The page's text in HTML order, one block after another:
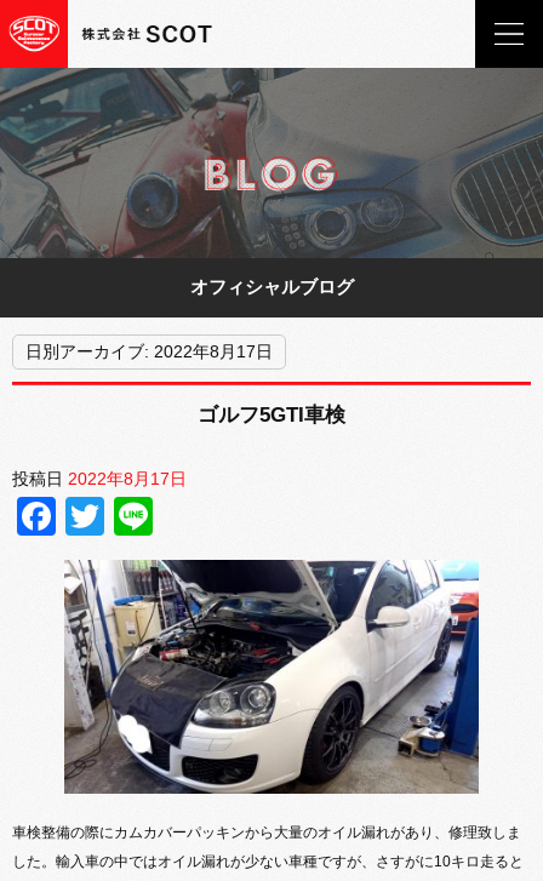
オフィシャルブログ
日別アーカイブ: 2022年8月17日
ゴルフ5GTI車検
投稿日 2022年8月17日
Facebook
Twitter
車検整備の際にカムカバーパッキンから大量のオイル漏れがあり、修理致しま
した。輸入車の中ではオイル漏れが少ない車種ですが、さすがに10キロ走ると